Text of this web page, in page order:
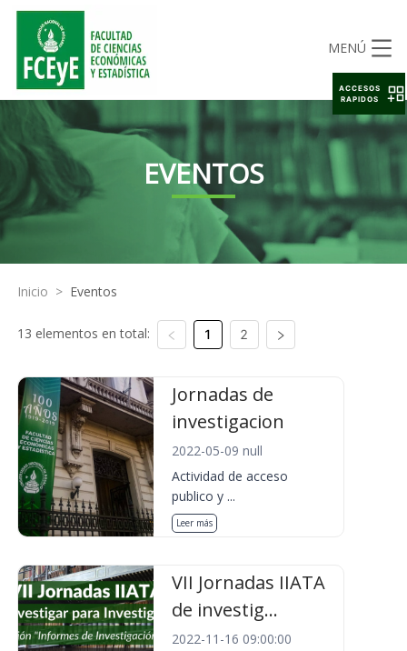
MENÚ
EVENTOS
Inicio > Eventos
13 elementos en total: 1 2
Jornadas de
investigacion
2022-05-09 null
Actividad de acceso
publico y ...
Leer más
VII Jornadas IIATA
de investig...
2022-11-16 09:00:00
ACCESOS
RAPIDOS